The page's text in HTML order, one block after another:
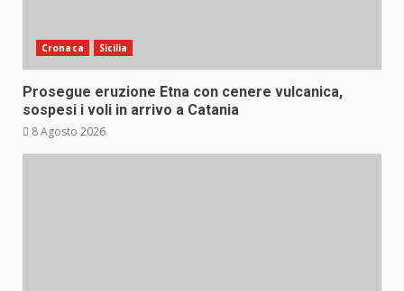
Cronaca Sicilia
Prosegue eruzione Etna con cenere vulcanica,
sospesi i voli in arrivo a Catania
8 Agosto 2026